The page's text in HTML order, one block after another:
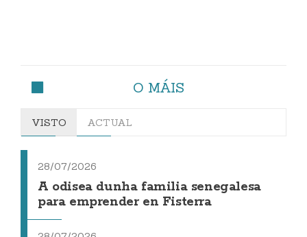
O MÁIS
VISTO ACTUAL
28/07/2026
A odisea dunha familia senegalesa
para emprender en Fisterra